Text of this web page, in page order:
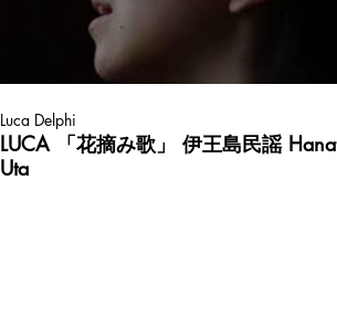
Luca Delphi
LUCA 「花摘み歌」 伊王島民謡 Hanatsumi
Uta